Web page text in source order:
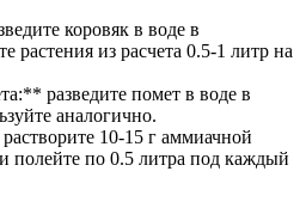
коровяк в воде в
растения из расчета 0.5-1 литр на
разведите помет в воде в
аналогично.
10-15 г аммиачной
полейте по 0.5 литра под каждый